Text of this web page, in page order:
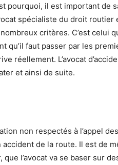
pourquoi, il est important de
spécialiste du droit routier
critères. C’est celui
qu’il faut passer par les
réellement. L’avocat
et ainsi de suite.
non respectés à l’appel
de la route. Il est de
l’avocat va se baser sur